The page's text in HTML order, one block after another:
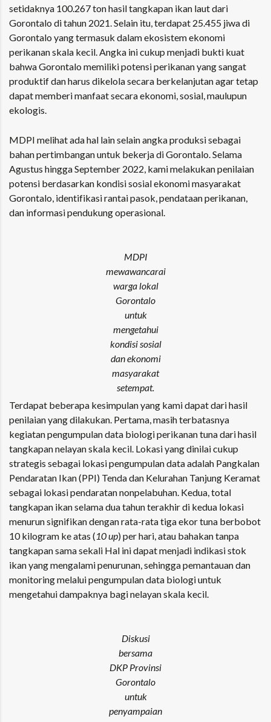
setidaknya 100.267 ton hasil tangkapan ikan laut dari
Gorontalo di tahun 2021. Selain itu, terdapat 25.455 jiwa di
Gorontalo yang termasuk dalam ekosistem ekonomi
perikanan skala kecil. Angka ini cukup menjadi bukti kuat
bahwa Gorontalo memiliki potensi perikanan yang sangat
produktif dan harus dikelola secara berkelanjutan agar tetap
dapat memberi manfaat secara ekonomi, sosial, maulupun
ekologis.
MDPI melihat ada hal lain selain angka produksi sebagai
bahan pertimbangan untuk bekerja di Gorontalo. Selama
Agustus hingga September 2022, kami melakukan penilaian
potensi berdasarkan kondisi sosial ekonomi masyarakat
Gorontalo, identifikasi rantai pasok, pendataan perikanan,
dan informasi pendukung operasional.
MDPI
mewawancarai
warga lokal
Gorontalo
untuk
mengetahui
kondisi sosial
dan ekonomi
masyarakat
setempat.
Terdapat beberapa kesimpulan yang kami dapat dari hasil
penilaian yang dilakukan. Pertama, masih terbatasnya
kegiatan pengumpulan data biologi perikanan tuna dari hasil
tangkapan nelayan skala kecil. Lokasi yang dinilai cukup
strategis sebagai lokasi pengumpulan data adalah Pangkalan
Pendaratan Ikan (PPI) Tenda dan Kelurahan Tanjung Keramat
sebagai lokasi pendaratan nonpelabuhan. Kedua, total
tangkapan ikan selama dua tahun terakhir di kedua lokasi
menurun signifikan dengan rata-rata tiga ekor tuna berbobot
10 kilogram ke atas (10 up) per hari, atau bahakan tanpa
tangkapan sama sekali Hal ini dapat menjadi indikasi stok
ikan yang mengalami penurunan, sehingga pemantauan dan
monitoring melalui pengumpulan data biologi untuk
mengetahui dampaknya bagi nelayan skala kecil.
Diskusi
bersama
DKP Provinsi
Gorontalo
untuk
penyampaian